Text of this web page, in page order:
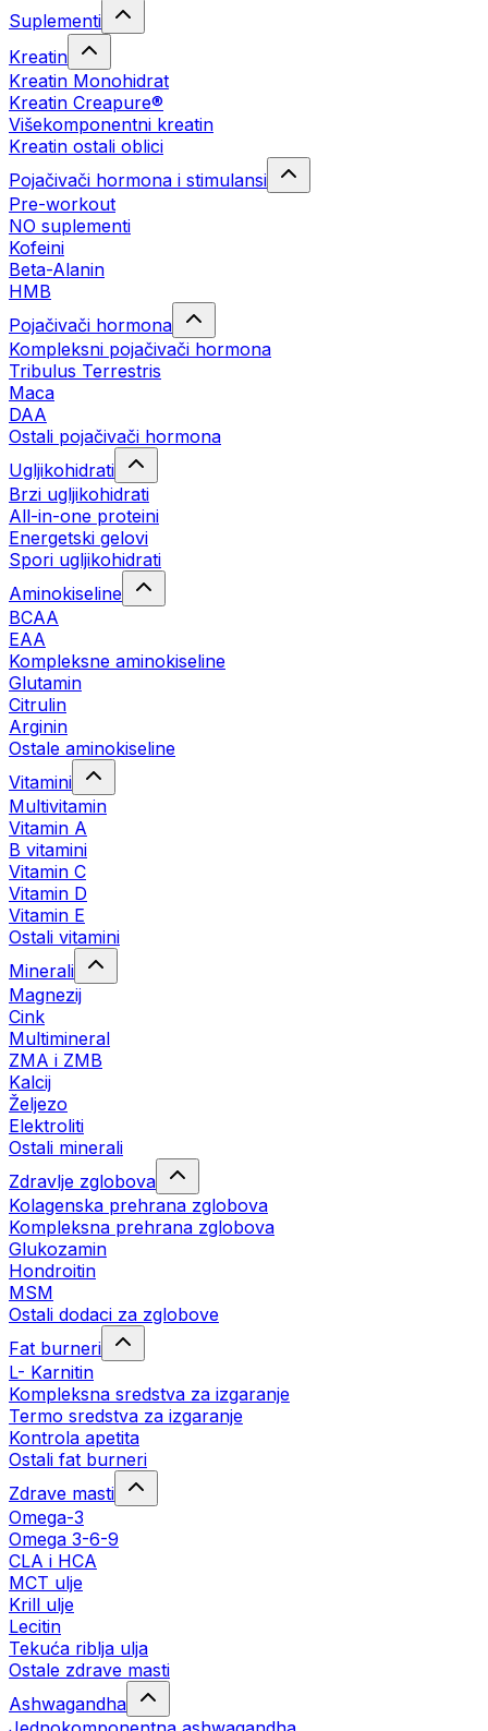
Suplementi
Kreatin
Kreatin Monohidrat
Kreatin Creapure®
Višekomponentni kreatin
Kreatin ostali oblici
Pojačivači hormona i stimulansi
Pre-workout
NO suplementi
Kofeini
Beta-Alanin
HMB
Pojačivači hormona
Kompleksni pojačivači hormona
Tribulus Terrestris
Maca
DAA
Ostali pojačivači hormona
Ugljikohidrati
Brzi ugljikohidrati
All-in-one proteini
Energetski gelovi
Spori ugljikohidrati
Aminokiseline
BCAA
EAA
Kompleksne aminokiseline
Glutamin
Citrulin
Arginin
Ostale aminokiseline
Vitamini
Multivitamin
Vitamin A
B vitamini
Vitamin C
Vitamin D
Vitamin E
Ostali vitamini
Minerali
Magnezij
Cink
Multimineral
ZMA i ZMB
Kalcij
Željezo
Elektroliti
Ostali minerali
Zdravlje zglobova
Kolagenska prehrana zglobova
Kompleksna prehrana zglobova
Glukozamin
Hondroitin
MSM
Ostali dodaci za zglobove
Fat burneri
L- Karnitin
Kompleksna sredstva za izgaranje
Termo sredstva za izgaranje
Kontrola apetita
Ostali fat burneri
Zdrave masti
Omega-3
Omega 3-6-9
CLA i HCA
MCT ulje
Krill ulje
Lecitin
Tekuća riblja ulja
Ostale zdrave masti
Ashwagandha